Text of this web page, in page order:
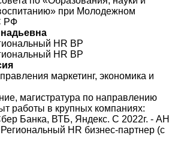
при Молодежном
РФ
HR BP
HR BP
маркетинг, экономика и
магистратура по направлению
работы в крупных компаниях:
Банка, ВТБ, Яндекс. С 2022г. - АН
HR бизнес-партнер (с